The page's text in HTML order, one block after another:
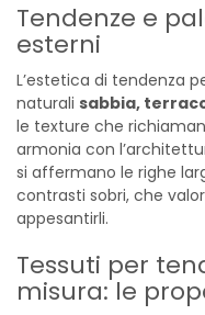
Tendenze e
esterni
L’estetica di tendenza
naturali sabbia,
le texture che
armonia con
si affermano le righe
contrasti sobri, che
appesantirli.
Tessuti per
misura: le